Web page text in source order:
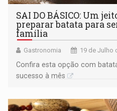
SAI DO BÁSICO: Um
preparar batata para
família
Gastronomia 19 de Julho
Confira esta opção com
sucesso à mês